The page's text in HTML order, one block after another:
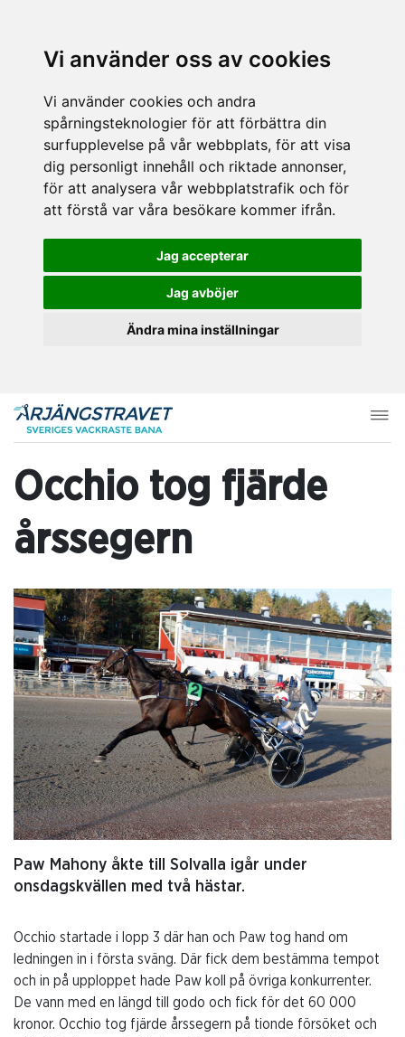
Vi använder oss av cookies
Vi använder cookies och andra
spårningsteknologier för att förbättra din
surfupplevelse på vår webbplats, för att visa
dig personligt innehåll och riktade annonser,
för att analysera vår webbplatstrafik och för
att förstå var våra besökare kommer ifrån.
Jag accepterar
Jag avböjer
Ändra mina inställningar
Occhio tog fjärde
årssegern
Paw Mahony åkte till Solvalla igår under
onsdagskvällen med två hästar.
Occhio startade i lopp 3 där han och Paw tog hand om
ledningen in i första sväng. Där fick dem bestämma tempot
och in på upploppet hade Paw koll på övriga konkurrenter.
De vann med en längd till godo och fick för det 60 000
kronor. Occhio tog fjärde årssegern på tionde försöket och